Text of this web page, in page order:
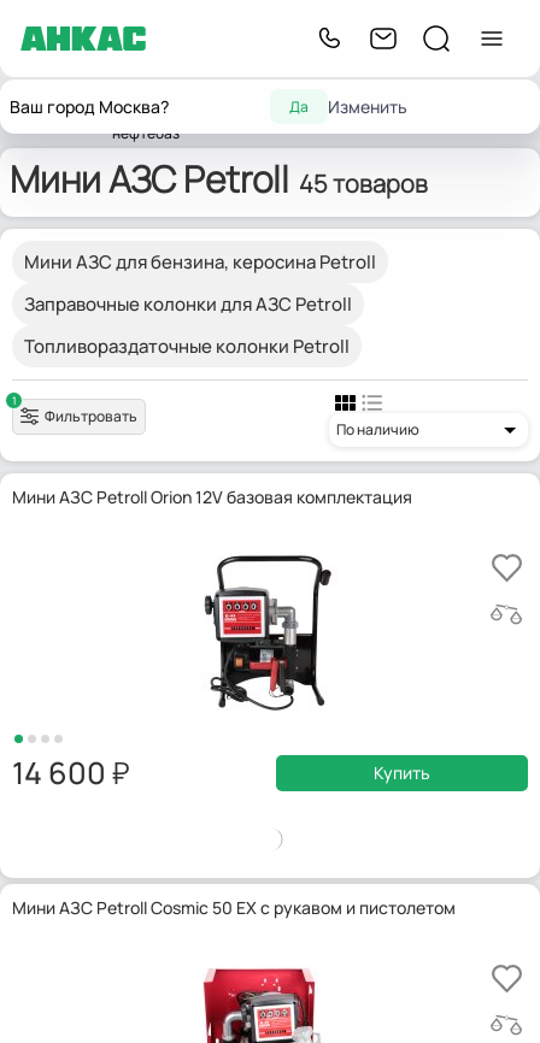
Ваш город Москва? Да Изменить
Главнаяавтозаправочных станций,
нефтебаз
Заправочные
Мини АЗС Petroll 45 товаров
Мини АЗС для бензина, керосина Petroll
Заправочные колонки для АЗС Petroll
Топливораздаточные колонки Petroll
1
Фильтровать
По наличию
Мини АЗС Petroll Orion 12V базовая комплектация
14 600 Купить
Мини АЗС Petroll Cosmic 50 EX с рукавом и пистолетом